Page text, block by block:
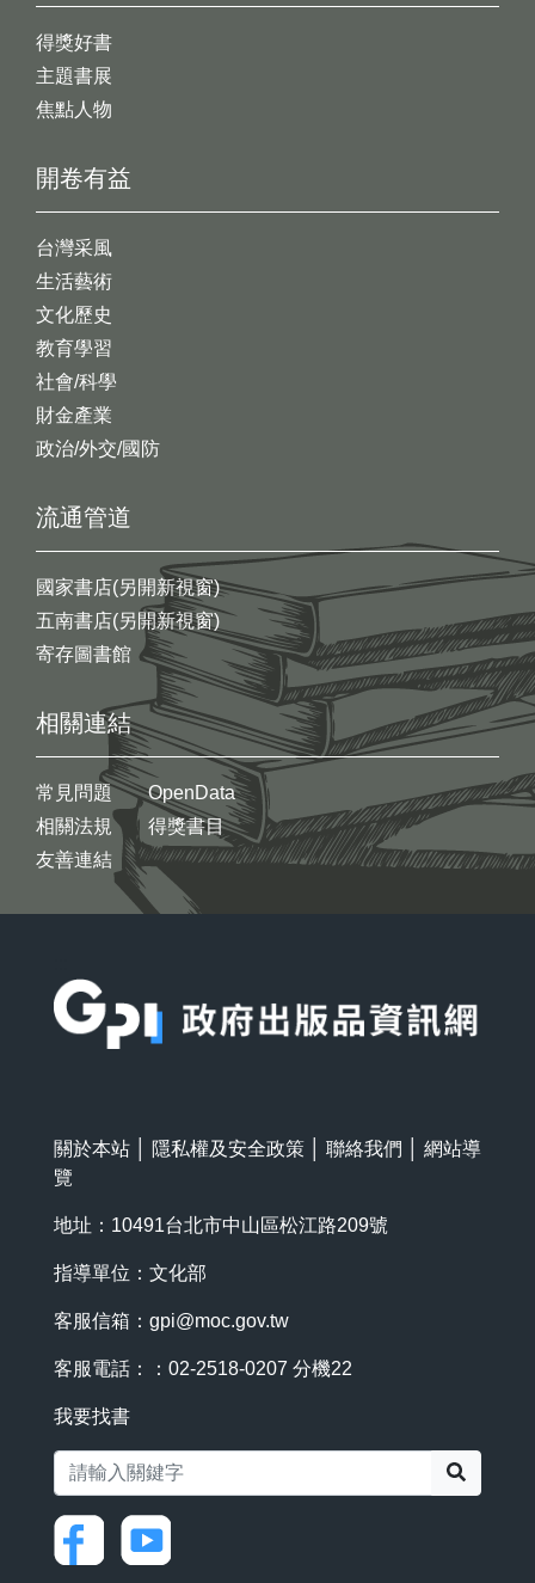
開卷有益
台灣采風
生活藝術
文化歷史
教育學習
社會/科學
財金產業
政治/外交/國防
得獎好書
主題書展
焦點人物
流通管道
國家書店(另開新視窗)
五南書店(另開新視窗)
寄存圖書館
相關連結
常見問題
相關法規
友善連結
OpenData
得獎書目
關於本站 隱私權及安全政策 聯絡我們
網站導
覽
地址：10491台北市中山區松江路209號
指導單位：文化部
客服信箱： gpi@moc.gov.tw
客服電話：：02-2518-0207 分機22
我要找書